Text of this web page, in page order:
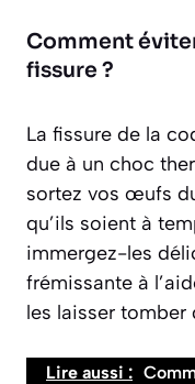
Comment
fissure ?
La fissure de la
due à un choc
sortez vos œufs
qu’ils soient à
immergez-les
frémissante à
les laisser tomber
Lire aussi :